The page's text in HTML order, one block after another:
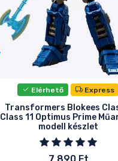
Elérhető Express
Transformers Blokees
Class 11 Optimus Prime
modell készlet
7 890 Ft